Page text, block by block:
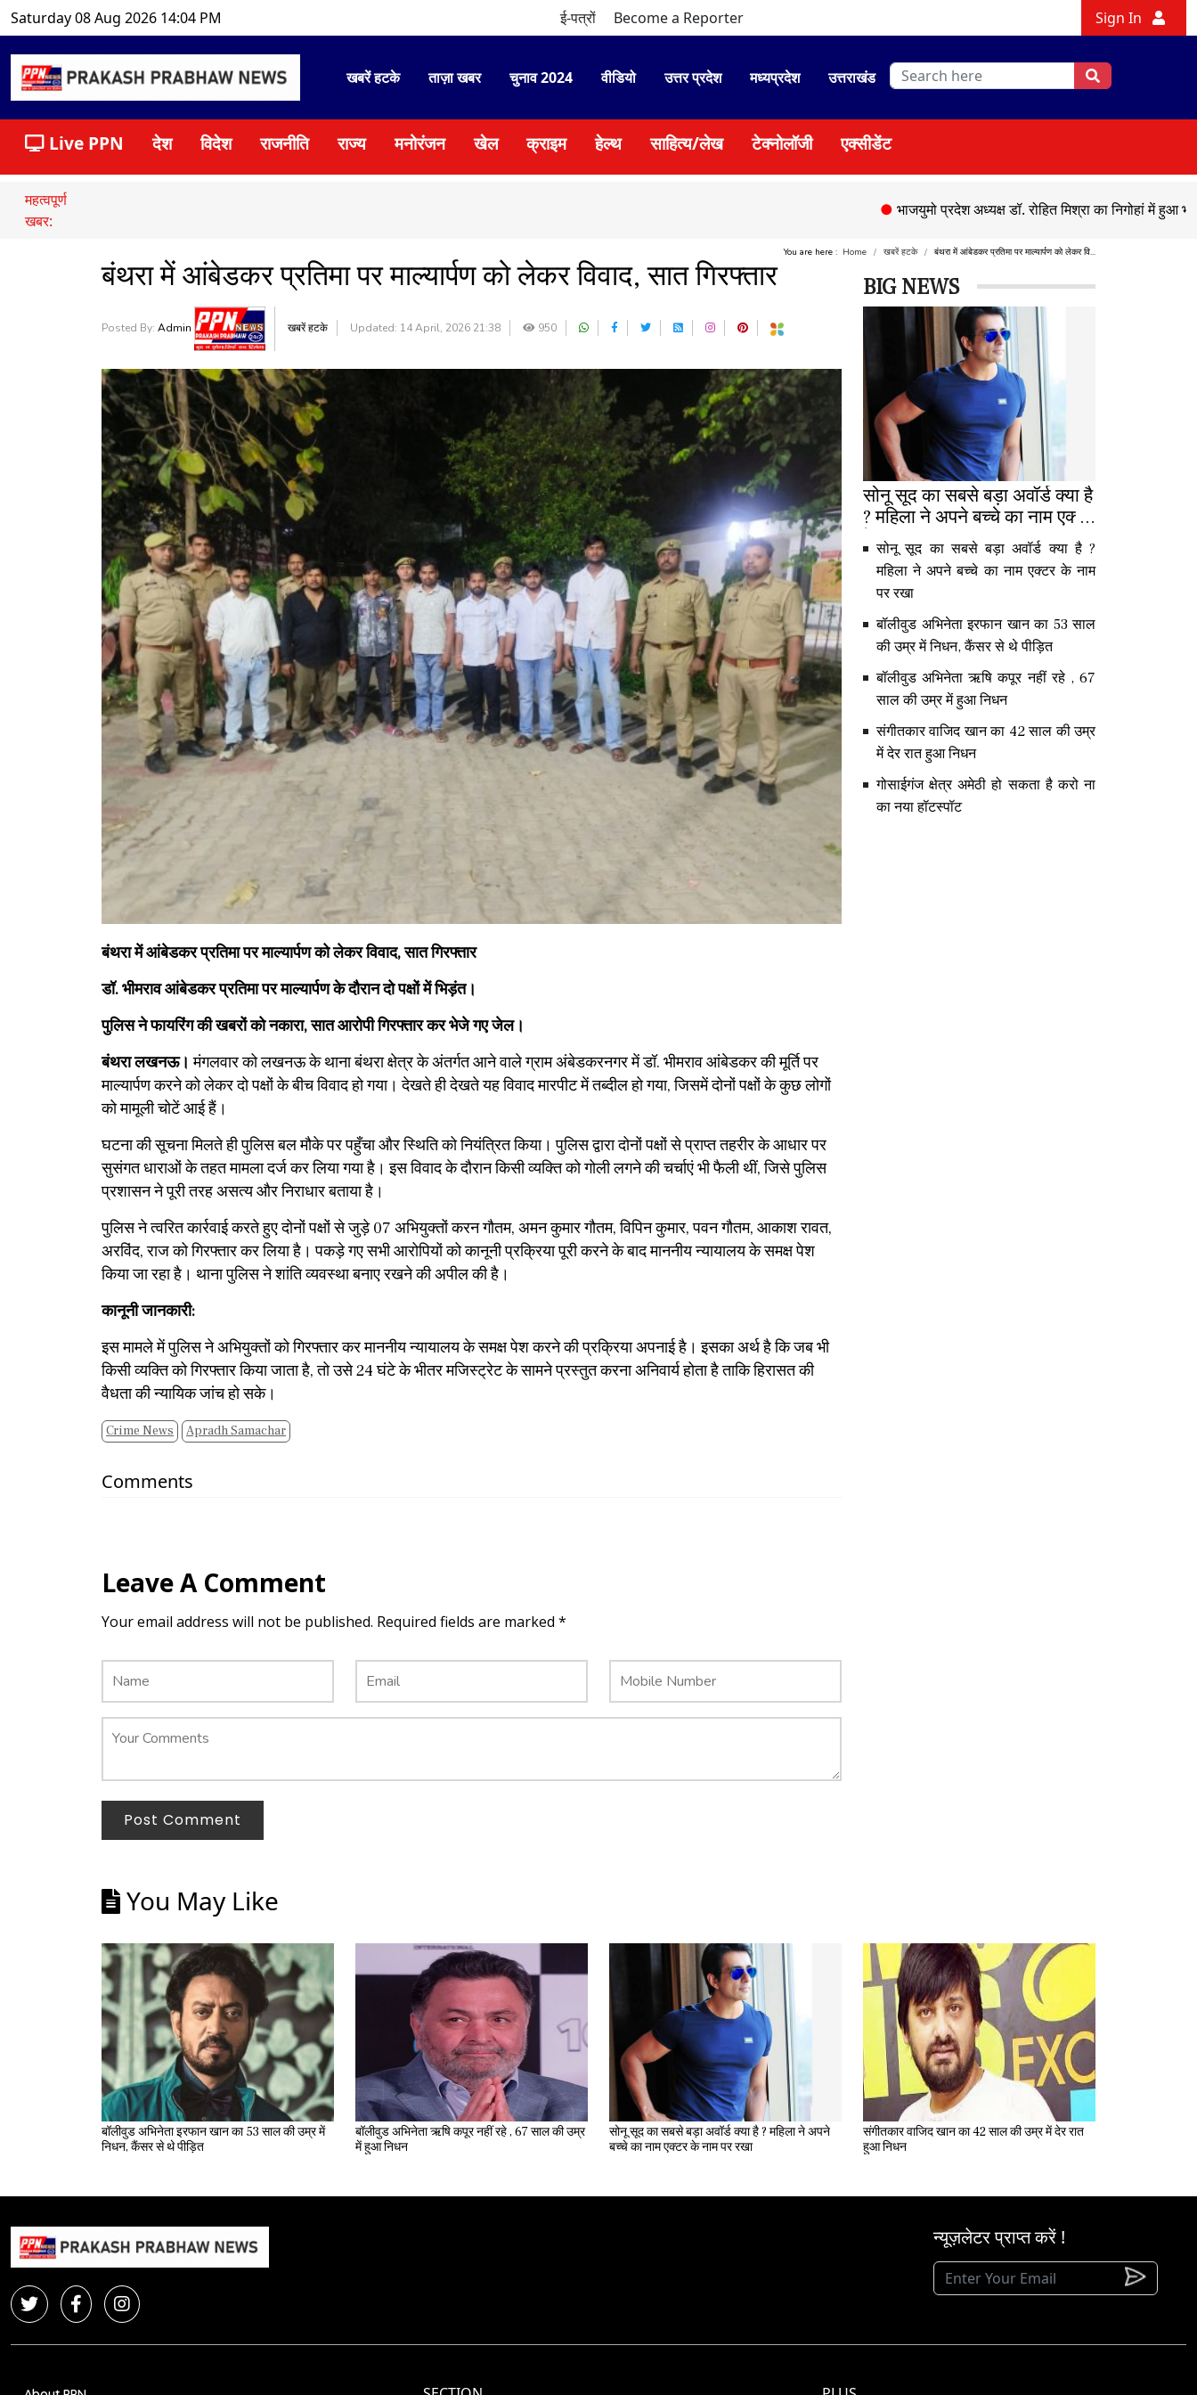
Saturday 08 Aug 2026 14:04 PM ई-पत्रों Become a Reporter Sign In
खबरें हटके ताज़ा खबर चुनाव 2024 वीडियो उत्तर प्रदेश मध्यप्रदेश उत्तराखंड
Live PPN देश विदेश राजनीति राज्य मनोरंजन खेल क्राइम हेल्थ साहित्य/लेख टेक्नोलॉजी एक्सीडेंट
महत्वपूर्ण
खबर:
भाजयुमो प्रदेश अध्यक्ष डॉ. रोहित मिश्रा का निगोहां में हुआ भव्य स्वागत
You are here : Home खबरें हटके बंथरा में आंबेडकर प्रतिमा पर माल्यार्पण को लेकर वि...
बंथरा में आंबेडकर प्रतिमा पर माल्यार्पण को लेकर विवाद, सात गिरफ्तार
Posted By: Admin खबरें हटके Updated: 14 April, 2026 21:38 950
बंथरा में आंबेडकर प्रतिमा पर माल्यार्पण को लेकर विवाद, सात गिरफ्तार
​डॉ. भीमराव आंबेडकर प्रतिमा पर माल्यार्पण के दौरान दो पक्षों में भिड़ंत।
पुलिस ने फायरिंग की खबरों को नकारा, सात आरोपी गिरफ्तार कर भेजे गए जेल।
बंथरा लखनऊ।मंगलवार को लखनऊ के थाना बंथरा क्षेत्र के अंतर्गत आने वाले ग्राम अंबेडकरनगर में डॉ. भीमराव आंबेडकर की मूर्ति पर
माल्यार्पण करने को लेकर दो पक्षों के बीच विवाद हो गया। देखते ही देखते यह विवाद मारपीट में तब्दील हो गया, जिसमें दोनों पक्षों के कुछ लोगों
को मामूली चोटें आई हैं।
​घटना की सूचना मिलते ही पुलिस बल मौके पर पहुँचा और स्थिति को नियंत्रित किया। पुलिस द्वारा दोनों पक्षों से प्राप्त तहरीर के आधार पर
सुसंगत धाराओं के तहत मामला दर्ज कर लिया गया है। इस विवाद के दौरान किसी व्यक्ति को गोली लगने की चर्चाएं भी फैली थीं, जिसे पुलिस
प्रशासन ने पूरी तरह असत्य और निराधार बताया है।
​पुलिस ने त्वरित कार्रवाई करते हुए दोनों पक्षों से जुड़े 07 अभियुक्तों करन गौतम, अमन कुमार गौतम, विपिन कुमार, पवन गौतम, आकाश रावत,
अरविंद, राज को गिरफ्तार कर लिया है। पकड़े गए सभी आरोपियों को कानूनी प्रक्रिया पूरी करने के बाद माननीय न्यायालय के समक्ष पेश
किया जा रहा है। थाना पुलिस ने शांति व्यवस्था बनाए रखने की अपील की है।
​कानूनी जानकारी:
इस मामले में पुलिस ने अभियुक्तों को गिरफ्तार कर माननीय न्यायालय के समक्ष पेश करने की प्रक्रिया अपनाई है। इसका अर्थ है कि जब भी
किसी व्यक्ति को गिरफ्तार किया जाता है, तो उसे 24 घंटे के भीतर मजिस्ट्रेट के सामने प्रस्तुत करना अनिवार्य होता है ताकि हिरासत की
वैधता की न्यायिक जांच हो सके।
Crime News Apradh Samachar
Comments
Leave A Comment
Your email address will not be published. Required fields are marked *
Post Comment
BIG NEWS
सोनू सूद का सबसे बड़ा अवॉर्ड क्या है
? महिला ने अपने बच्चे का नाम एक्टर
के नाम पर रखा
सोनू सूद का सबसे बड़ा अवॉर्ड क्या है ?
महिला ने अपने बच्चे का नाम एक्टर के नाम
पर रखा
बॉलीवुड अभिनेता इरफान खान का 53 साल
की उम्र में निधन, कैंसर से थे पीड़ित
बॉलीवुड अभिनेता ऋषि कपूर नहीं रहे , 67
साल की उम्र में हुआ निधन
संगीतकार वाजिद खान का 42 साल की उम्र
में देर रात हुआ निधन
गोसाईगंज क्षेत्र अमेठी हो सकता है करो ना
का नया हॉटस्पॉट
You May Like
बॉलीवुड अभिनेता इरफान खान का 53 साल की उम्र में
निधन, कैंसर से थे पीड़ित
बॉलीवुड अभिनेता ऋषि कपूर नहीं रहे , 67 साल की उम्र
में हुआ निधन
सोनू सूद का सबसे बड़ा अवॉर्ड क्या है ? महिला ने अपने
बच्चे का नाम एक्टर के नाम पर रखा
संगीतकार वाजिद खान का 42 साल की उम्र में देर रात
हुआ निधन
न्यूज़लेटर प्राप्त करें !